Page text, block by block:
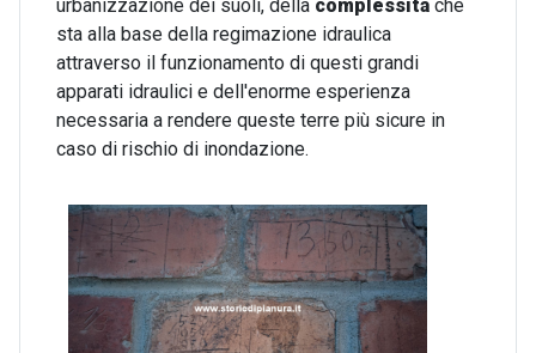
urbanizzazione dei suoli, della complessità che
sta alla base della regimazione idraulica
attraverso il funzionamento di questi grandi
apparati idraulici e dell'enorme esperienza
necessaria a rendere queste terre più sicure in
caso di rischio di inondazione.